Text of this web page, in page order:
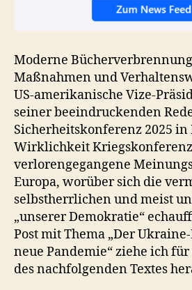
Moderne
Maßnahmen und
US-amerikanische Vize-
seiner beeindruckenden
Sicherheitskonferenz 2025
Wirklichkeit
verlorengegangene
Europa, worüber sich die
selbstherrlichen und meist
„unserer Demokratie“
Post mit Thema „Der
neue Pandemie“ ziehe ich
des nachfolgenden Textes